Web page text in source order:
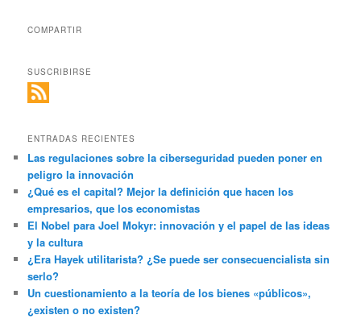
COMPARTIR
SUSCRIBIRSE
ENTRADAS RECIENTES
Las regulaciones sobre la ciberseguridad pueden poner en
peligro la innovación
¿Qué es el capital? Mejor la definición que hacen los
empresarios, que los economistas
El Nobel para Joel Mokyr: innovación y el papel de las ideas
y la cultura
¿Era Hayek utilitarista? ¿Se puede ser consecuencialista sin
serlo?
Un cuestionamiento a la teoría de los bienes «públicos»,
¿existen o no existen?